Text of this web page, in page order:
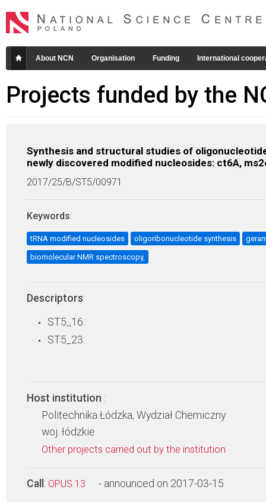
About NCN Organisation Funding International
Projects funded by the
Synthesis and structural studies of
newly discovered modified nucleosides: ct6A,
2017/25/B/ST5/00971
Keywords:
tRNA modified nucleosides oligoribonucleotide synthesis
biomolecular NMR spectroscopy,
Descriptors:
ST5_16:
ST5_23:
Host institution :
Politechnika Łódzka, Wydział Chemiczny
woj. łódzkie
Other projects carried out by the institution
Call : OPUS 13 - announced on 2017-03-15